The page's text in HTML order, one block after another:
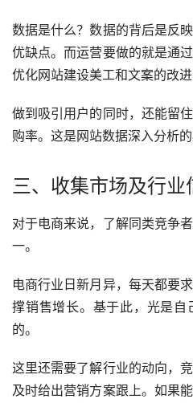
数据是什么？数据的背后是反
优缺点。而运营要做的就是通
优化网站建设美工和文案的改进
做到吸引用户的同时，还能留
购率。这是网站数据深入分析的
三、收集市场及行业
对于电商来说，了解同类竞争
一。
电商行业日新月异，每天都要
撑销售增长。基于此，光是自
的。
这里还需要了解行业的动向，
及时给出营销方案跟上。如果